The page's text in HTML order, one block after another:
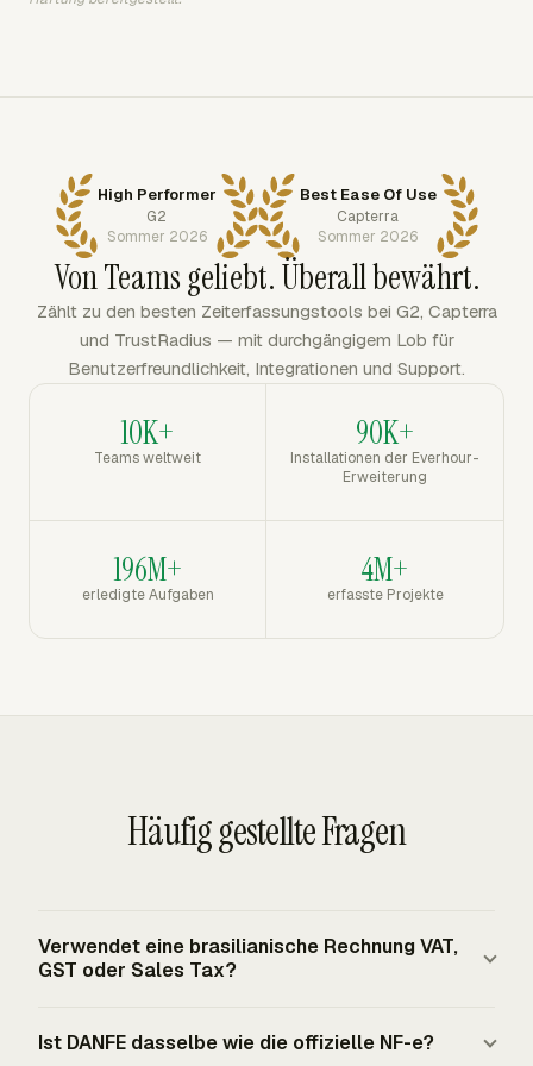
High Performer
G2
Sommer 2026
Best Ease Of Use
Capterra
Sommer 2026
Von Teams geliebt. Überall bewährt.
Zählt zu den besten Zeiterfassungstools bei G2, Capterra
und TrustRadius — mit durchgängigem Lob für
Benutzerfreundlichkeit, Integrationen und Support.
10K+
Teams weltweit
90K+
Installationen der Everhour-
Erweiterung
196M+
erledigte Aufgaben
4M+
erfasste Projekte
Häufig gestellte Fragen
Verwendet eine brasilianische Rechnung VAT,
GST oder Sales Tax?
Rechnungssteuerlabel für alle Transaktionen. NF-e ist
Ist DANFE dasselbe wie die offizielle NF-e?